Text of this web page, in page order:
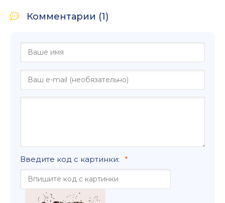
Комментарии (1)
Введите код с картинки: